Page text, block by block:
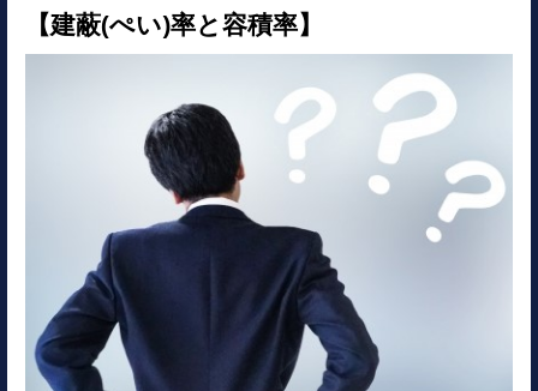
【建蔽(ぺい)率と容積率】